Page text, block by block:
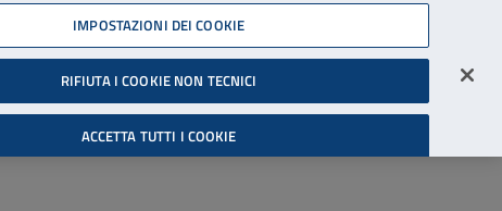
06 45539607
Accessibilità
Cerca
Accedi all'area riservata
IMPOSTAZIONI DEI COOKIE
RIFIUTA I COOKIE NON TECNICI
ACCETTA TUTTI I COOKIE